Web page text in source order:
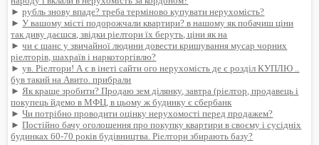
►рубль знову впаде? треба терміново купувати нерухомість?
►У вашому місті подорожчали квартири? в нашому як побачиш ціни
так диву даєшся, звідки ріелтори їх беруть, ціни як на
►чи є шанс у звичайної людини довести кришування мусар чорних
ріелторів, шахраїв і наркоторгівлю?
►ув. Ріелтори! А є в інеті сайти ого нерухомість де є розділ КУПЛЮ ..
був такий на Авито. прибрали
► Як краще зробити? Продаю зем ділянку, завтра (ріелтор, продавець і
покупець йдемо в МФЦ, в цьому ж будинку є сбербанк
►Чи потрібно проводити оцінку нерухомості перед продажем?
►Постійно бачу оголошення про покупку квартири в своєму і сусідніх
будинках 60-70 років будівництва. Ріелтори збирають базу?